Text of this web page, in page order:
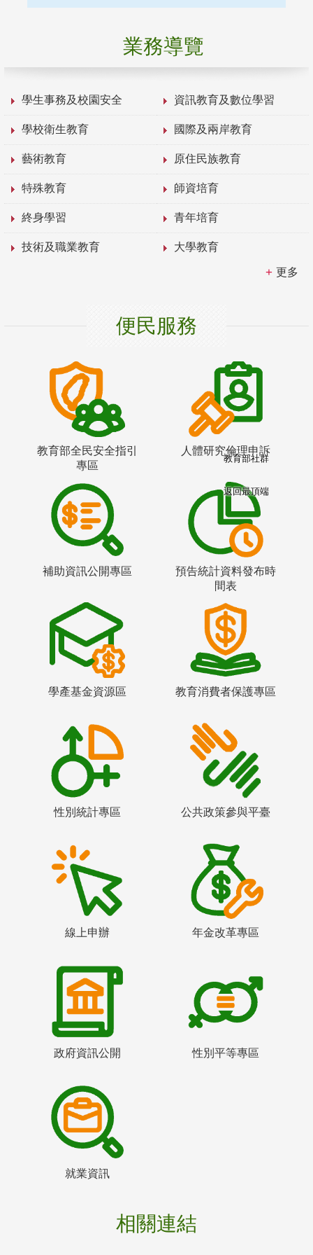
業務導覽
學生事務及校園安全 資訊教育及數位學習
學校衛生教育 國際及兩岸教育
藝術教育 原住民族教育
特殊教育 師資培育
終身學習 青年培育
技術及職業教育 大學教育
更多
便民服務
教育部全民安全指引
專區
人體研究倫理申訴
補助資訊公開專區
預告統計資料發布時
間表
學產基金資源區 教育消費者保護專區
性別統計專區 公共政策參與平臺
線上申辦 年金改革專區
政府資訊公開 性別平等專區
就業資訊
相關連結
教育部社群
返回最頂端